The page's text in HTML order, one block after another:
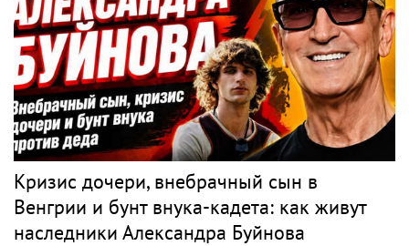
Кризис дочери, внебрачный сын в
Венгрии и бунт внука-кадета: как живут
наследники Александра Буйнова